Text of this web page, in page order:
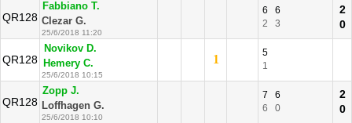
QR128
Fabbiano T.
Clezar G.
25/6/2018 11:20
6
6
2
3
2
0
QR128
Novikov D.
Hemery C.
25/6/2018 10:15
1
5
1
QR128
Zopp J.
Loffhagen G.
25/6/2018 10:10
7
6
6
0
2
0